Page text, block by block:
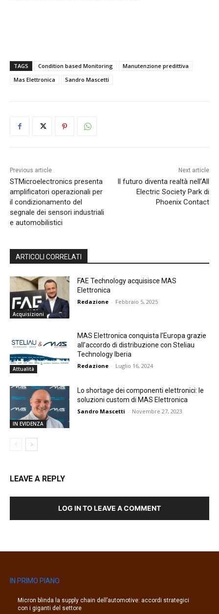
TAGS Condition based Monitoring
Manutenzione predittiva
Mas Elettronica
Sandro Mascetti
Previous article
STMicroelectronics presenta
amplificatori operazionali per
il condizionamento del
segnale dei sensori industriali
e automobilistici
Next article
Il futuro diventa realtà nell’All
Electric Society Park di
Phoenix Contact
ARTICOLI CORRELATI
Acquisizioni
FAE Technology acquisisce MAS
Elettronica
Redazione - Febbraio 5, 2025
Attualità
MAS Elettronica conquista l’Europa grazie
all’accordo di distribuzione con Steliau
Technology Iberia
Redazione - Luglio 16, 2024
IN EVIDENZA
Lo shortage dei componenti elettronici: le
soluzioni custom di MAS Elettronica
Sandro Mascetti - Novembre 27, 2023
LEAVE A REPLY
LOG IN TO LEAVE A COMMENT
IN PRIMO PIANO
Micron blinda la supply chain dell’automotive: accordi strategici
con i giganti del settore